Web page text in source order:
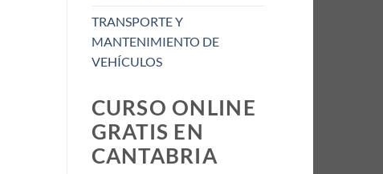
TRANSPORTE Y
MANTENIMIENTO DE
VEHÍCULOS
CURSO ONLINE
GRATIS EN
CANTABRIA